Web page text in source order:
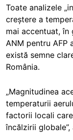
Toate analizele
creștere a
mai accentuat, în
ANM pentru AFP
există semne
România.
„Magnitudinea
temperaturii
factorii locali
încălzirii